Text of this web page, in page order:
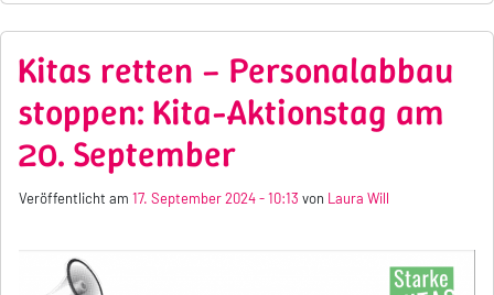
Kitas retten – Personalabbau
stoppen: Kita-Aktionstag am
20. September
Veröffentlicht am 17. September 2024 - 10:13 von Laura Will